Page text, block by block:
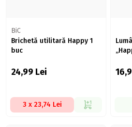
BiC
Brichetă utilitară Happy 1
buc
24,99 Lei
3 x 23,74 Lei